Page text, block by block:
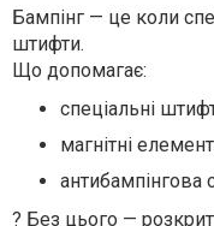
Бампінг — це коли
штифти.
Що допомагає:
спеціальні
магнітні
антибампінгова
? Без цього —